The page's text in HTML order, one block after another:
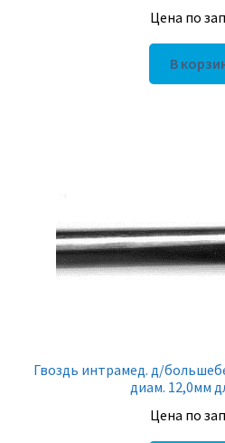
Цена по
В
Гвоздь интрамед. д/
диам. 12,0мм
Цена по